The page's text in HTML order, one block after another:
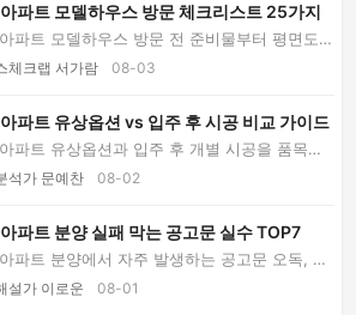
파트 모델하우스 방문 체크리스트 25가지
파트 모델하우스 방문 전 준비물부터 평면도
·유상옵션 구분, 분양가 총액, 단지 ...
체크랩 서가람 08-03
파트 유상옵션 vs 입주 후 시공 비교 가이드
파트 유상옵션과 입주 후 개별 시공을 품목별
다. 시스템에어컨·붙박이장·중문·주...
석가 문예찬 08-02
파트 분양 실패 막는 공고문 실수 TOP7
파트 분양에서 자주 발생하는 공고문 오독, 옵
금계획 누락, 입지 과신과 계약 실...
설가 이로운 08-01